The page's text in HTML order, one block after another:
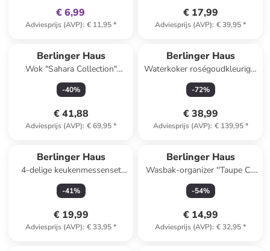
€ 6,99
Adviesprijs (AVP): € 11,95*
€ 17,99
Adviesprijs (AVP): € 39,95*
Berlinger Haus
Wok "Sahara Collection"
crème - Ø 28 cm
-40%
€ 41,88
Adviesprijs (AVP): € 69,95*
Berlinger Haus
Waterkoker roségoudkleurig -
1,8 l
-72%
€ 38,99
Adviesprijs (AVP): € 139,95*
Berlinger Haus
4-delige keukenmessenset
''Metallic Line'' rood
-41%
€ 19,99
Adviesprijs (AVP): € 33,95*
Berlinger Haus
Wasbak-organizer ''Taupe C.''
beige - (B)17,8 x (H)15,8 x
(D)12,7 cm
-54%
€ 14,99
Adviesprijs (AVP): € 32,95*